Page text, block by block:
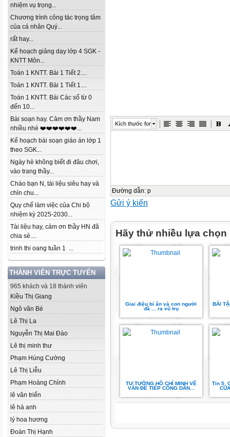
nhiệm vụ trọng...
Chương trình công tác trọng tâm
của cá nhân Quý...
rất hay...
Kế hoạch giảng dạy lớp 4 SGK -
KNTT Môn...
Toán 1 KNTT. Bài 1 Tiết 2....
Toán 1 KNTT. Bài 1 Tiết 1....
Toán 1 KNTT. Bài Các số từ 0
đến 10...
Bài soạn hay. Cảm ơn thầy Nam
nhiều nhé ❤️❤️❤️❤️❤️❤️...
Kế hoạch bài soạn giáo án lớp 1
theo SGK...
Ngày hè không biết đi đâu chơi,
vào trang thầy...
Chào bạn N, tài liệu siêu hay và
chỉn chu...
Quy chế làm việc của Chi bộ
nhiệm kỳ 2025-2030...
Tài liệu hay, cảm ơn thầy HN đã
chia sẻ....
trinh thi oang tuần 1 ...
THÀNH VIÊN TRỰC TUYẾN
965 khách và 18 thành viên
Kiều Thị Giang
Ngô văn Bé
Lê Thị La
Nguyễn Thị Mai Đào
Lê thị minh thư
Phạm Hùng Cường
Lê Thị Liễu
Phạm Hoàng Chỉnh
lê văn triển
lê hà anh
lý hoa hương
Đoàn Thị Hạnh
Kích thước font
Đường dẫn: p
Gửi ý kiến
Hãy thử nhiều lựa chọn
Giai điệu bí ẩn và con người
đã ... ra vũ trụ
BÀI
TƯ TƯỞNG HỒ CHÍ MINH VỀ
VẤN ĐỀ TIẾP CÔNG DÂN...
Tin